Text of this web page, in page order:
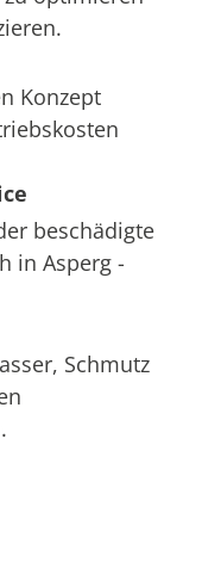
Konzept
beschädigte
in Asperg -
Schmutz